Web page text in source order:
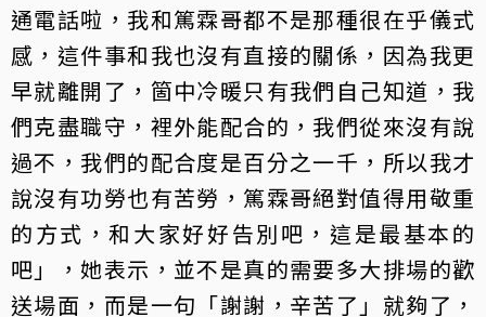
通電話啦，我和篤霖哥都不是那種很在乎儀式
感，這件事和我也沒有直接的關係，因為我更
早就離開了，箇中冷暖只有我們自己知道，我
們克盡職守，裡外能配合的，我們從來沒有說
過不，我們的配合度是百分之一千，所以我才
說沒有功勞也有苦勞，篤霖哥絕對值得用敬重
的方式，和大家好好告別吧，這是最基本的
吧」，她表示，並不是真的需要多大排場的歡
送場面，而是一句「謝謝，辛苦了」就夠了，